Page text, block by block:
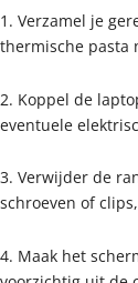
1. Verzamel je
thermische pasta
2. Koppel de
eventuele
3. Verwijder de
schroeven of
4. Maak het